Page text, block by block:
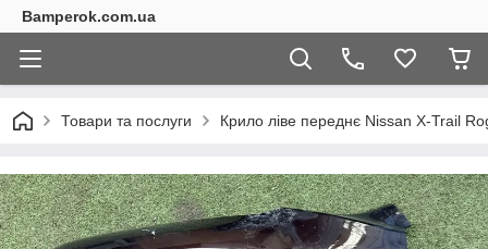
Bamperok.com.ua
Товари та послуги Крило ліве переднє Nissan X-Trail